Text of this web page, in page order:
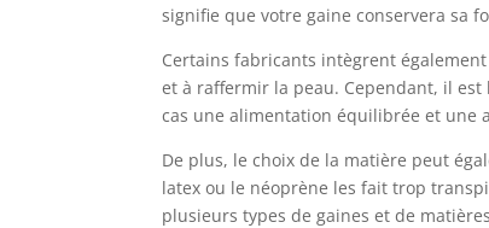
signifie que votre gaine conservera sa
Certains fabricants intègrent
et à raffermir la peau. Cependant, il est
cas une alimentation équilibrée et une
De plus, le choix de la matière peut
latex ou le néoprène les fait trop
plusieurs types de gaines et de